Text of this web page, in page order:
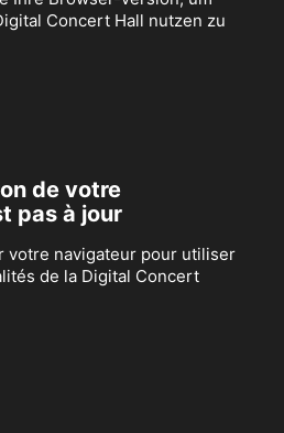
Concert Hall nutzen zu
de votre
pas à jour
votre navigateur pour utiliser
de la Digital Concert